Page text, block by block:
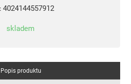
4024144557912
skladem
Popis produktu